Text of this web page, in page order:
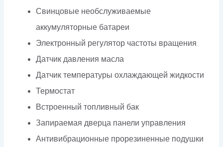
Свинцовые необслуживаемые
аккумуляторные батареи
Электронный регулятор частоты вращения
Датчик давления масла
Датчик температуры охлаждающей жидкости
Термостат
Встроенный топливный бак
Запираемая дверца панели управления
Антивибрационные прорезиненные подушки